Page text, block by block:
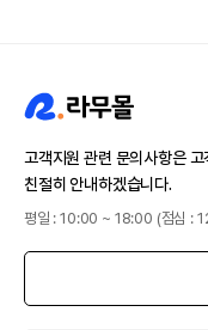
고객지원 관련 문의사항은 고
친절히 안내하겠습니다.
평일 : 10:00 ~ 18:00 (점심 :